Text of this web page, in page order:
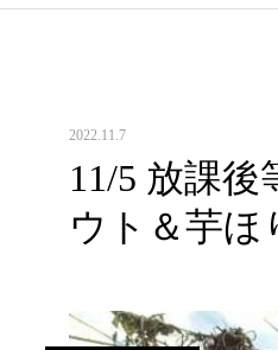
2022.11.7
11/5 放課
ウト＆芋ほ